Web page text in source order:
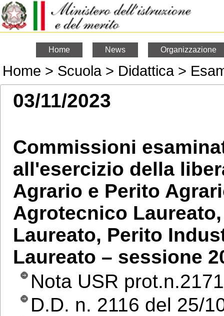
Home News Organizzazione
Home > Scuola > Didattica >
03/11/2023
Commissioni
all'esercizio della
Agrario e Perito
Agrotecnico
Laureato, Perito
Laureato – sessione
Nota USR
D.D. n. 2116 del 25/